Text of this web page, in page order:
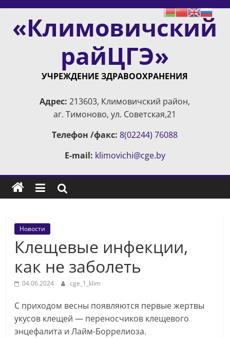
Skip
content«Климовичский
райЦГЭ»
УЧРЕЖДЕНИЕ ЗДРАВООХРАНЕНИЯ
Адрес: 213603, Климовичский район,
аг. Тимоново, ул. Советская,21
Телефон /факс:8(02244) 76088
E-mail: klimovichi@cge.by
Новости
Клещевые инфекции,
как не заболеть
04.06.2024 cge_1_klim
С приходом весны появляются первые жертвы
укусов клещей — переносчиков клещевого
энцефалита и Лайм-Боррелиоза.